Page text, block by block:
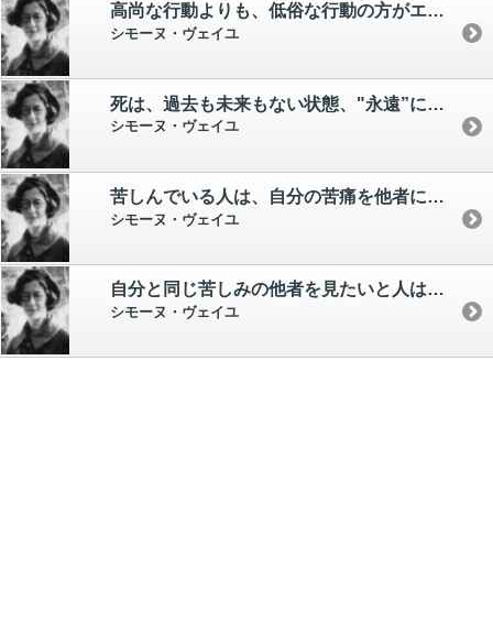
高尚な行動よりも、低俗な行動の方がエネルギーが大きい。 問題は、この大きいエネルギーをどうやって高尚な行動のエネルギーに転化するかである。
シモーヌ・ヴェイユ
死は、過去も未来もない状態、"永遠”に入るための入り口である。
シモーヌ・ヴェイユ
苦しんでいる人は、自分の苦痛を他者に移そうとする。 それは苦痛をやわらげる知恵であり、移すと実際に苦痛はやわらぐ。
シモーヌ・ヴェイユ
自分と同じ苦しみの他者を見たいと人は思う。 だから貧困に苦しむ者の関心は、同じ貧困層に向けられる。 結果的に、この心理構造が富裕層中心の社会構造を安定させる要因のいとつになっている。
シモーヌ・ヴェイユ